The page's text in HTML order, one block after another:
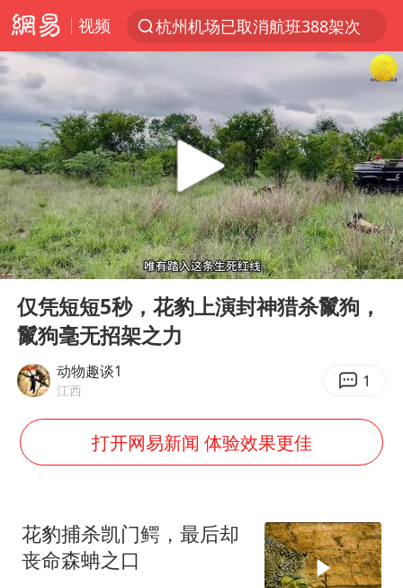
视频
杭州机场已取消航班388架次
上半年我国经营主体结构持续优化
白海豚将给京津冀带来大暴雨
刘嘉玲晒与周星驰合照
《披荆斩棘2026》阵容官宣
上海有出现龙卷潜势
国足U17与阿森纳决赛取消 并列冠军
香港高温刷新历史纪录
王艺迪无缘横滨赛决赛
2025年小学教师减少13.19万
以军士兵把枪口对准中国记者
《龙餐馆》 冲奖
笔试第一被劝弃考涉事副校长被撤职
Play
00:00 03:15
仅凭短短5秒，花豹上演封神猎杀鬣狗，
鬣狗毫无招架之力
动物趣谈1
江西 1
打开网易新闻 体验效果更佳
花豹捕杀凯门鳄，最后却
丧命森蚺之口